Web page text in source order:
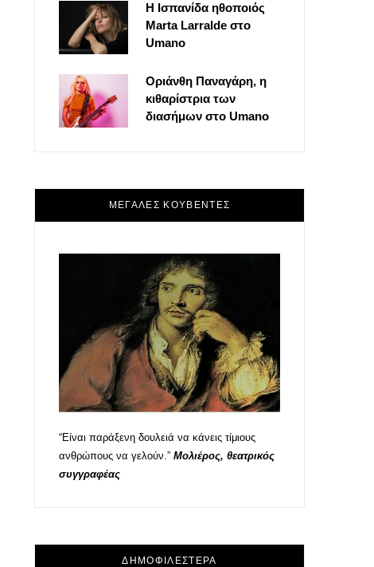
Η Ισπανίδα ηθοποιός
Marta Larralde στο
Umano
Οριάνθη Παναγάρη, η
κιθαρίστρια των
διασήμων στο Umano
ΜΕΓΑΛΕΣ ΚΟΥΒΕΝΤΕΣ
“Είναι παράξενη δουλειά να κάνεις τίμιους
ανθρώπους να γελούν.” Μολιέρος, θεατρικός
συγγραφέας
ΔΗΜΟΦΙΛΕΣΤΕΡΑ